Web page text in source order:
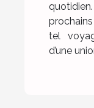
tel
d’une